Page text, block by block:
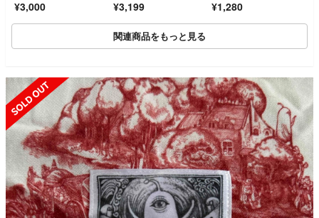
¥3,000 敵
¥3,199 ¥1,280
関連商品をもっと見る
SOLD OUT